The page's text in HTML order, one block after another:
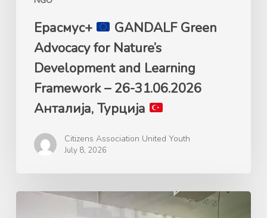
31.06.2026
Анталија,
Турција
Ерасмус+
GANDALF Green
Advocacy for Nature’s
Development and Learning
Framework – 26-31.06.2026
Анталија, Турција
Citizens Association United Youth
July 8, 2026
Ерасмус+